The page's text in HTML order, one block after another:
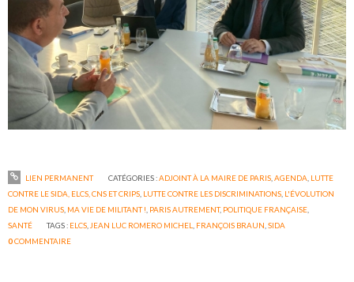
LIEN PERMANENT CATÉGORIES :ADJOINT À LA MAIRE DE PARIS, AGENDA LUTTE
CONTRE LE SIDA, ELCS, CNS ET CRIPS LUTTE CONTRE LES DISCRIMINATIONS L'ÉVOLUTION
DE MON VIRUS MA VIE DE MILITANT ! PARIS AUTREMENT, POLITIQUE FRANÇAISE
SANTÉ
TAGS : ELCS JEAN LUC ROMERO MICHEL FRANÇOIS BRAUN ,SIDA
0COMMENTAIRE